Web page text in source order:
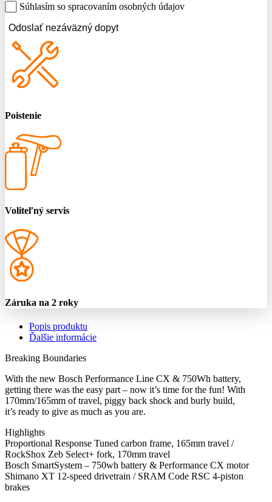
Súhlasím so spracovaním osobných údajov
Odoslať nezáväzný dopyt
Poistenie
Voliteľný servis
Záruka na 2 roky
Popis produktu
Ďalšie informácie
Breaking Boundaries
With the new Bosch Performance Line CX & 750Wh battery,
getting there was the easy part – now it’s time for the fun! With
170mm/165mm of travel, piggy back shock and burly build,
it’s ready to give as much as you are.
Highlights
Proportional Response Tuned carbon frame, 165mm travel /
RockShox Zeb Select+ fork, 170mm travel
Bosch SmartSystem – 750wh battery & Performance CX motor
Shimano XT 12-speed drivetrain / SRAM Code RSC 4-piston
brakes